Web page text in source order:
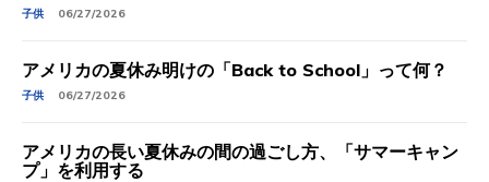
子供 06/27/2026
アメリカの夏休み明けの「Back to School」って何？
子供 06/27/2026
アメリカの長い夏休みの間の過ごし方、「サマーキャン
プ」を利用する